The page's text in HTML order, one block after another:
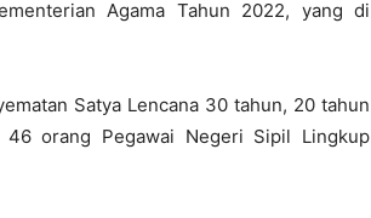
Agama Tahun 2022, yang di
Satya Lencana 30 tahun, 20 tahun
orang Pegawai Negeri Sipil Lingkup